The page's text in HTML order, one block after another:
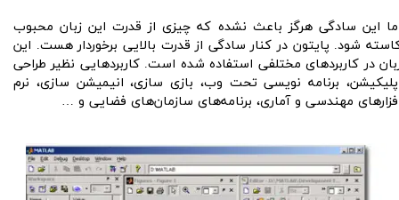
این سادگی هرگز باعث نشده که چیزی از قدرت این زبان محبوب
شود. پایتون در کنار سادگی از قدرت بالایی برخوردار هست. این
در کاربردهای مختلفی استفاده شده است. کاربردهایی نظیر طراحی
برنامه نویسی تحت وب، بازی سازی، انیمیشن سازی، نرم
مهندسی و آماری، برنامه‌های سازمان‌های فضایی و …